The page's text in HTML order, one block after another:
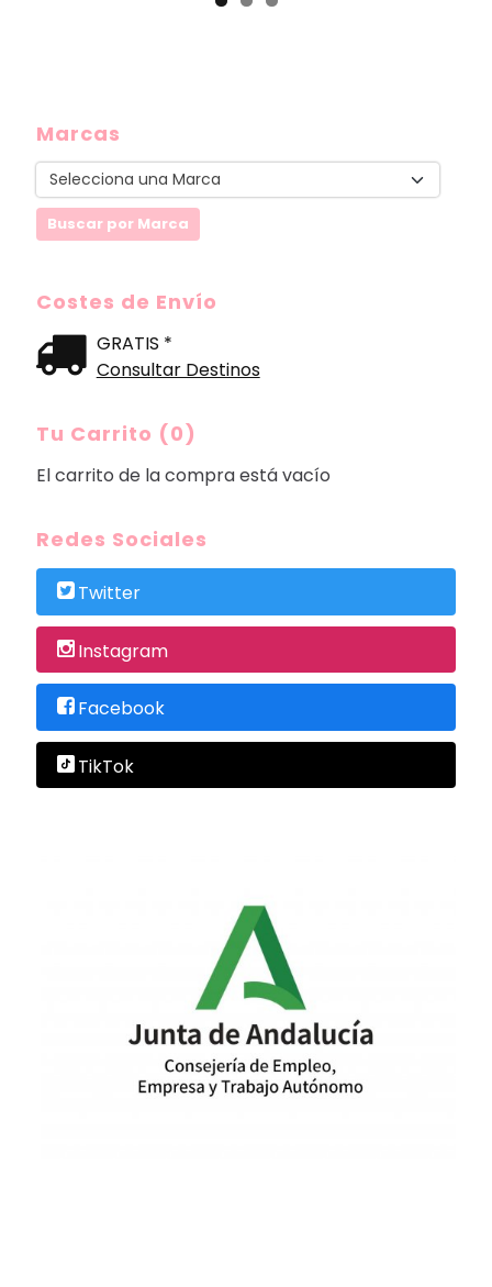
Marcas
Costes de Envío
GRATIS *
Consultar Destinos
Tu Carrito (0)
El carrito de la compra está vacío
Redes Sociales
Twitter
Instagram
Facebook
TikTok